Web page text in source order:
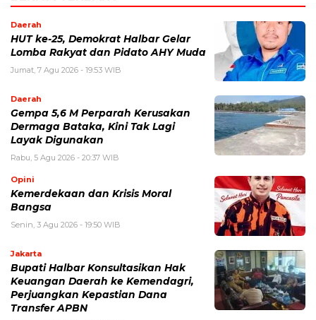
Daerah
HUT ke-25, Demokrat Halbar Gelar
Lomba Rakyat dan Pidato AHY Muda
Jumat, 7 Agu 2026 - 19:53 WIB
Daerah
Gempa 5,6 M Perparah Kerusakan
Dermaga Bataka, Kini Tak Lagi
Layak Digunakan
Rabu, 5 Agu 2026 - 20:37 WIB
Opini
Kemerdekaan dan Krisis Moral
Bangsa
Senin, 3 Agu 2026 - 19:50 WIB
Jakarta
Bupati Halbar Konsultasikan Hak
Keuangan Daerah ke Kemendagri,
Perjuangkan Kepastian Dana
Transfer APBN